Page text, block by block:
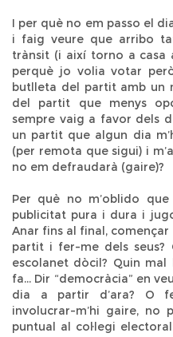
I per què no em passo el
i faig veure que arribo
trànsit (i així torno a casa
perquè jo volia votar
butlleta del partit amb un
del partit que menys
sempre vaig a favor dels
un partit que algun dia
(per remota que sigui) i
no em defraudarà (gaire)?
Per què no m’oblido
publicitat pura i dura i
Anar fins al final, començar
partit i fer-me dels seus?
escolanet dòcil? Quin
fa... Dir “democràcia” en
dia a partir d’ara? O
involucrar-m’hi gaire, no
puntual al col·legi